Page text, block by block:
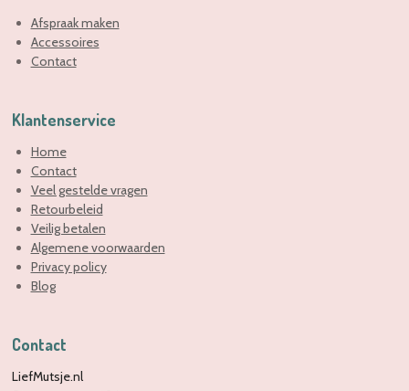
Afspraak maken
Accessoires
Contact
Klantenservice
Home
Contact
Veel gestelde vragen
Retourbeleid
Veilig betalen
Algemene voorwaarden
Privacy policy
Blog
Contact
LiefMutsje.nl